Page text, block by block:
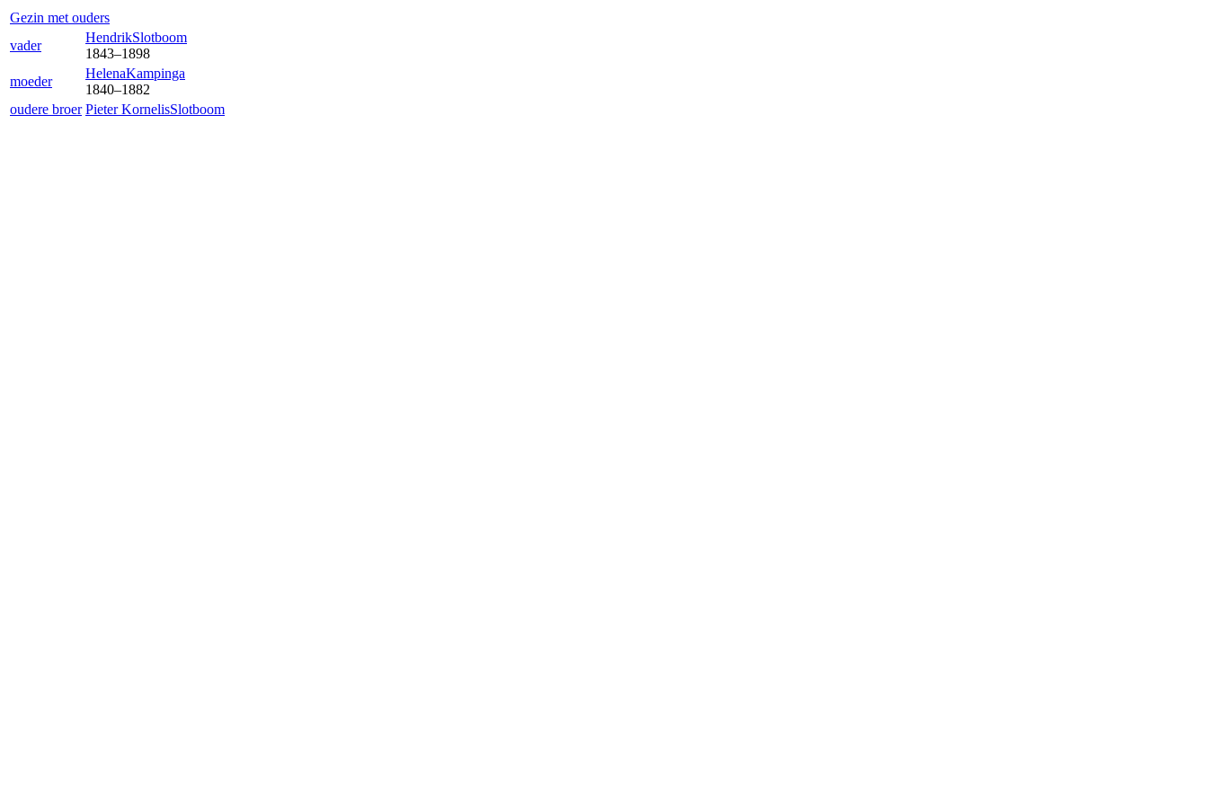
Gezin met ouders
vader
HendrikSlotboom
1843–1898
moeder
HelenaKampinga
1840–1882
oudere broer Pieter KornelisSlotboom